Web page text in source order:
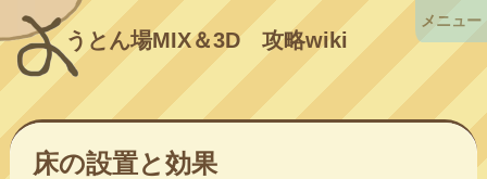
うとん場MIX＆3D攻略wiki
床の設置と効果
メニュー